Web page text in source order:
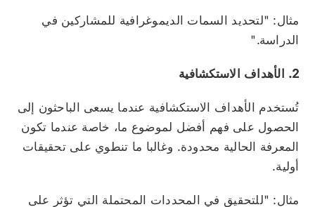
مثال: "لتحديد السمات الديموغرافية للمشاركين في
الدراسة."
2. الأهداف الاستكشافية
تُستخدم الأهداف الاستكشافية عندما يسعى الباحثون إلى
الحصول على فهم أفضل لموضوع ما، خاصة عندما تكون
المعرفة الحالية محدودة. وغالبا ما تنطوي على تحقيقات
أولية.
مثال: "للتحقيق في المحددات المحتملة التي تؤثر على